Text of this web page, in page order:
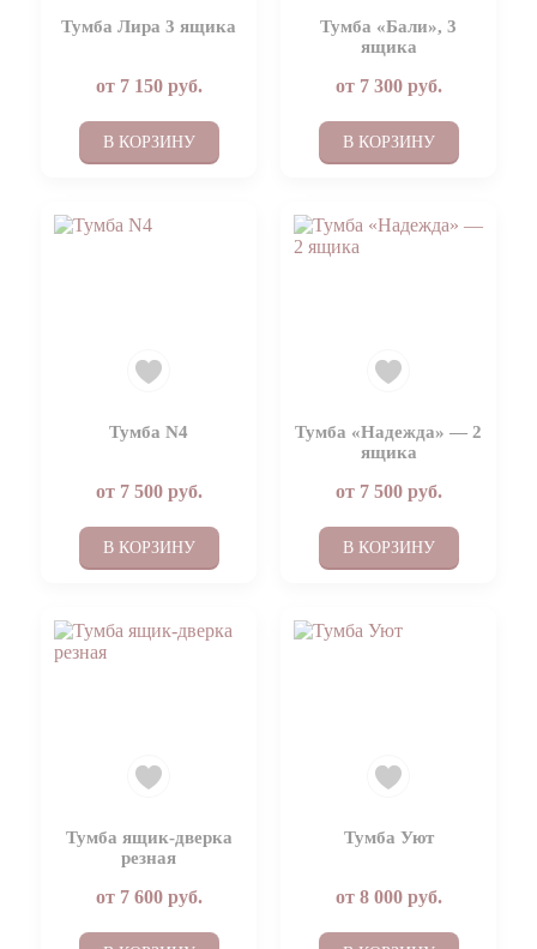
Тумба Лира 3 ящика
от 7 150руб.
В КОРЗИНУ
Тумба «Бали», 3
ящика
от 7 300руб.
В КОРЗИНУ
Тумба N4
от 7 500руб.
В КОРЗИНУ
Тумба «Надежда» — 2
ящика
от 7 500руб.
В КОРЗИНУ
Тумба ящик-дверка
резная
от 7 600руб.
Тумба Уют
от 8 000руб.